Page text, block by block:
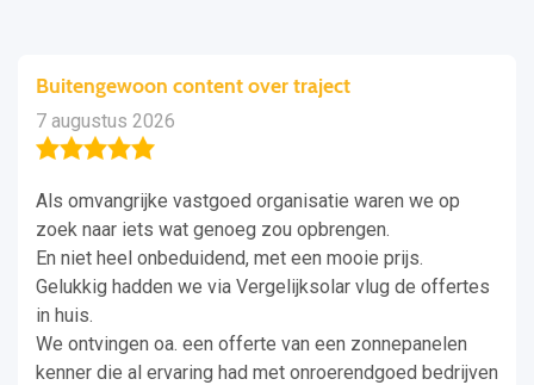
Buitengewoon content over traject
7 augustus 2026
Als omvangrijke vastgoed organisatie waren we op
zoek naar iets wat genoeg zou opbrengen.
En niet heel onbeduidend, met een mooie prijs.
Gelukkig hadden we via Vergelijksolar vlug de offertes
in huis.
We ontvingen oa. een offerte van een zonnepanelen
kenner die al ervaring had met onroerendgoed bedrijven